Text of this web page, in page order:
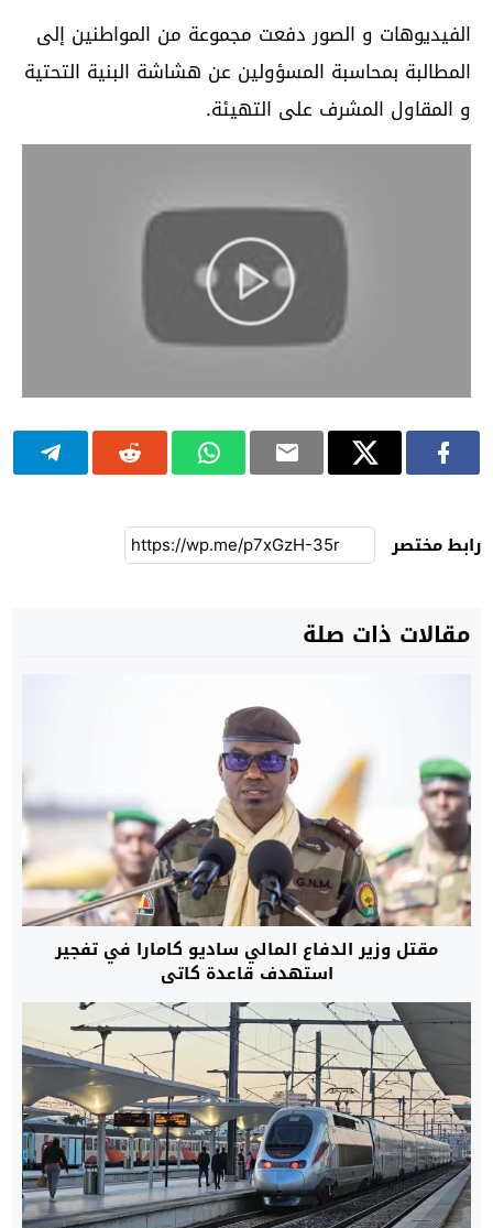
الفيديوهات و الصور دفعت مجموعة من المواطنين إلى
المطالبة بمحاسبة المسؤولين عن هشاشة البنية التحتية
و المقاول المشرف على التهيئة.
رابط مختصر
مقالات ذات صلة
مقتل وزير الدفاع المالي ساديو كامارا في تفجير
استهدف قاعدة كاتي